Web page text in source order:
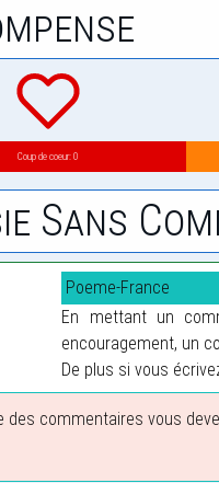
Coup de coeur: 0
Sans
Poeme-France
En mettant un
encouragement, un
De plus si vous
des commentaires vous